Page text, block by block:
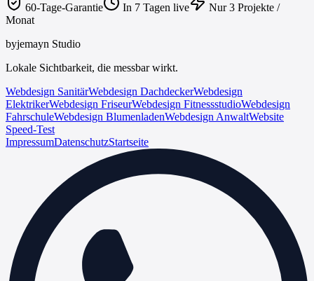
60-Tage-Garantie In 7 Tagen live
Nur 3 Projekte /
Monat
byjemayn Studio
Lokale Sichtbarkeit, die messbar wirkt.
Webdesign SanitärWebdesign DachdeckerWebdesign
ElektrikerWebdesign FriseurWebdesign FitnessstudioWebdesign
FahrschuleWebdesign BlumenladenWebdesign AnwaltWebsite
Speed-Test
ImpressumDatenschutzStartseite